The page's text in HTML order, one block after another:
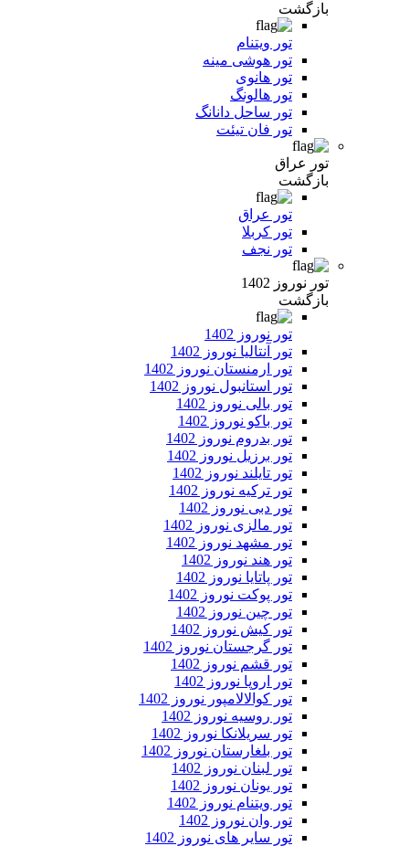
بازگشت
تور ویتنام
تور هوشی مینه
تور هانوی
تور هالونگ
تور ساحل دانانگ
تور فان تیئت
تور عراق
بازگشت
تور عراق
تور کربلا
تور نجف
تور نوروز 1402
بازگشت
تور نوروز 1402
تور آنتالیا نوروز 1402
تور ارمنستان نوروز 1402
تور استانبول نوروز 1402
تور بالی نوروز 1402
تور باکو نوروز 1402
تور بدروم نوروز 1402
تور برزیل نوروز 1402
تور تایلند نوروز 1402
تور ترکیه نوروز 1402
تور دبی نوروز 1402
تور مالزی نوروز 1402
تور مشهد نوروز 1402
تور هند نوروز 1402
تور پاتایا نوروز 1402
تور پوکت نوروز 1402
تور چین نوروز 1402
تور کیش نوروز 1402
تور گرجستان نوروز 1402
تور قشم نوروز 1402
تور اروپا نوروز 1402
تور کوالالامپور نوروز 1402
تور روسیه نوروز 1402
تور سریلانکا نوروز 1402
تور بلغارستان نوروز 1402
تور لبنان نوروز 1402
تور یونان نوروز 1402
تور ویتنام نوروز 1402
تور وان نوروز 1402
تور سایر های نوروز 1402